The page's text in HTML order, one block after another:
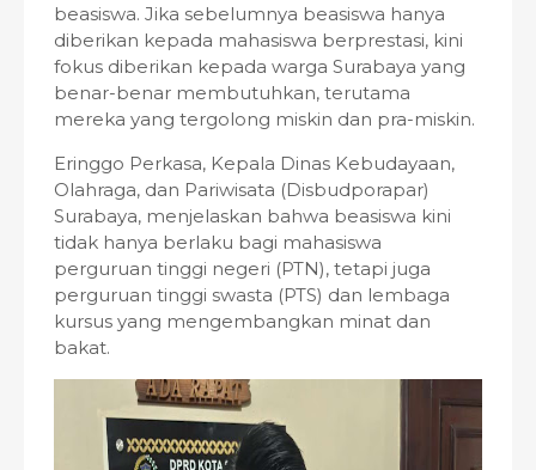
beasiswa. Jika sebelumnya beasiswa hanya
diberikan kepada mahasiswa berprestasi, kini
fokus diberikan kepada warga Surabaya yang
benar-benar membutuhkan, terutama
mereka yang tergolong miskin dan pra-miskin.
Eringgo Perkasa, Kepala Dinas Kebudayaan,
Olahraga, dan Pariwisata (Disbudporapar)
Surabaya, menjelaskan bahwa beasiswa kini
tidak hanya berlaku bagi mahasiswa
perguruan tinggi negeri (PTN), tetapi juga
perguruan tinggi swasta (PTS) dan lembaga
kursus yang mengembangkan minat dan
bakat.